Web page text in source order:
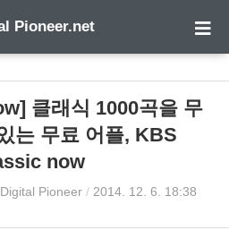
Pioneer.net
클래식 1000곡을 무
는 무료 어플, KBS
now
Digital Pioneer / 2014. 12. 6. 18:38